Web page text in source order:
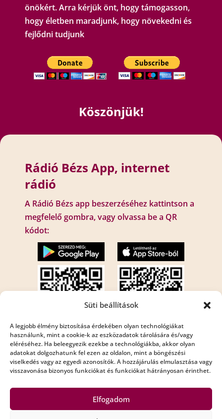
Süti beállítások
A legjobb élmény biztosítása érdekében olyan technológiákat
használunk, mint a cookie-k az eszközadatok tárolására és/vagy
eléréséhez. Ha beleegyezik ezekbe a technológiákba, akkor olyan
adatokat dolgozhatunk fel ezen az oldalon, mint a böngészési
viselkedés vagy az egyedi azonosítók. A hozzájárulás elmulasztása vagy
visszavonása bizonyos funkciókat és funkciókat hátrányosan érinthet.
Elfogadom
önökért. Arra kérjük önt, hogy támogasson,
hogy életben maradjunk, hogy növekedni és
fejlődni tudjunk
Köszönjük!
Rádió Bézs App, internet
rádió
A Rádió Bézs app beszerzéséhez kattintson a
megfelelő gombra, vagy olvassa be a QR
kódot:
Internet rádió:
Rádió Bézs : http://195.210.29.82:8001/bezs
Rádió Bézs 2: http://195.210.29.82:8002/bezs2